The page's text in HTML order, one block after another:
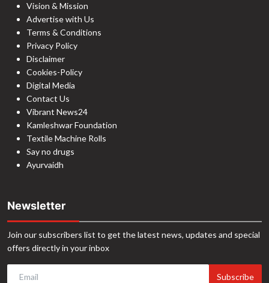
Vision & Mission
Advertise with Us
Terms & Conditions
Privacy Policy
Disclaimer
Cookies-Policy
Digital Media
Contact Us
Vibrant News24
Kamleshwar Foundation
Textile Machine Rolls
Say no drugs
Ayurvaidh
Newsletter
Join our subscribers list to get the latest news, updates and special
offers directly in your inbox
Subscribe